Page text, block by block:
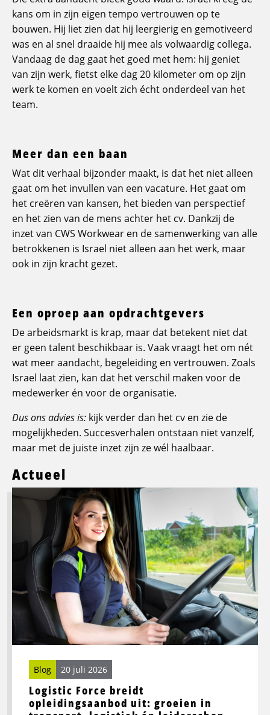
kans om in zijn eigen tempo vertrouwen op te
bouwen. Hij liet zien dat hij leergierig en gemotiveerd
was en al snel draaide hij mee als volwaardig collega.
Vandaag de dag gaat het goed met hem: hij geniet
van zijn werk, fietst elke dag 20 kilometer om op zijn
werk te komen en voelt zich écht onderdeel van het
team.
Meer dan een baan
Wat dit verhaal bijzonder maakt, is dat het niet alleen
gaat om het invullen van een vacature. Het gaat om
het creëren van kansen, het bieden van perspectief
en het zien van de mens achter het cv. Dankzij de
inzet van CWS Workwear en de samenwerking van alle
betrokkenen is Israel niet alleen aan het werk, maar
ook in zijn kracht gezet.
Een oproep aan opdrachtgevers
De arbeidsmarkt is krap, maar dat betekent niet dat
er geen talent beschikbaar is. Vaak vraagt het om nét
wat meer aandacht, begeleiding en vertrouwen. Zoals
Israel laat zien, kan dat het verschil maken voor de
medewerker én voor de organisatie.
Dus ons advies is: kijk verder dan het cv en zie de
mogelijkheden. Succesverhalen ontstaan niet vanzelf,
maar met de juiste inzet zijn ze wél haalbaar.
Actueel
Logistic Force breidt
opleidingsaanbod uit: groeien in
Blog 20 juli 2026
Lees
Logistic
Force
breidt
opleidingsaanbod
uit:
groeien
in
transport,
leiderschap